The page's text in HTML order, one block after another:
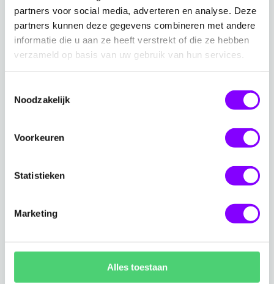
partners voor social media, adverteren en analyse. Deze
partners kunnen deze gegevens combineren met andere
informatie die u aan ze heeft verstrekt of die ze hebben
verzameld op basis van uw gebruik van hun services.
Noodzakelijk
Voorkeuren
Statistieken
Marketing
Alles toestaan
Ontdek wat het M365 Security Health Assessment
precies inhoudt, wat de voordelen zijn en wat je kunt
verwachten van dit assessment.